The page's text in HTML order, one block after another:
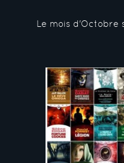
Le mois d'Octobre